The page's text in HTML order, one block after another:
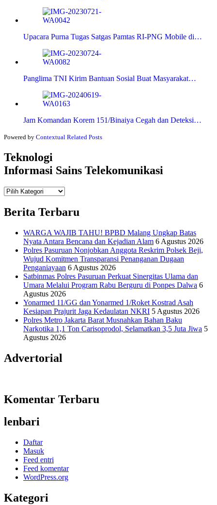
Upacara Purna Tugas Satgas Pamtas RI-PNG Mobile di…
Panglima TNI Kirim Bantuan Sosial Buat Masyarakat…
Jam Komandan Korem 151/Binaiya Cegah dan Deteksi…
Powered by Contextual Related Posts
Teknologi
Informasi Sains Telekomunikasi
Teknologi
Berita Terbaru
WARGA WAJIB TAHU! BPBD Malang Ungkap Batas
Nyata Antara Bencana dan Kejadian Alam 6 Agustus 2026
Polres Pasuruan Nonjobkan Anggota Reskrim Polsek Beji,
Wujud Komitmen Transparansi Penanganan Dugaan
Penganiayaan 6 Agustus 2026
Satbinmas Polres Pasuruan Perkuat Sinergitas Ulama dan
Umara Melalui Program Rabu Berguru di Ponpes Dalwa 6
Agustus 2026
Yonarmed 11/GG dan Yonarmed 1/Roket Kostrad Asah
Kesiapan Prajurit Jaga Kedaulatan NKRI 5 Agustus 2026
Polres Metro Jakarta Barat Musnahkan Bahan Baku
Narkotika 1,1 Ton Carisoprodol, Selamatkan 3,5 Juta Jiwa 5
Agustus 2026
Advertorial
Komentar Terbaru
lenbari
Daftar
Masuk
Feed entri
Feed komentar
WordPress.org
Kategori